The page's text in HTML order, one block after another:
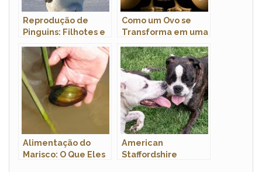
Reprodução de
Pinguins: Filhotes e
Gestação
Como um Ovo se
Transforma em uma
Alimentação do
Marisco: O Que Eles
American
Staffordshire